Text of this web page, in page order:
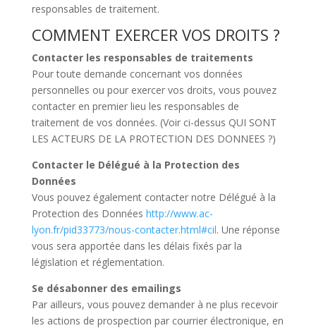
responsables de traitement.
COMMENT EXERCER VOS DROITS ?
Contacter les responsables de traitements
Pour toute demande concernant vos données
personnelles ou pour exercer vos droits, vous pouvez
contacter en premier lieu les responsables de
traitement de vos données. (Voir ci-dessus QUI SONT
LES ACTEURS DE LA PROTECTION DES DONNEES ?)
Contacter le Délégué à la Protection des
Données
Vous pouvez également contacter notre Délégué à la
Protection des Données http://www.ac-
lyon.fr/pid33773/nous-contacter.html#cil. Une réponse
vous sera apportée dans les délais fixés par la
législation et réglementation.
Se désabonner des emailings
Par ailleurs, vous pouvez demander à ne plus recevoir
les actions de prospection par courrier électronique, en